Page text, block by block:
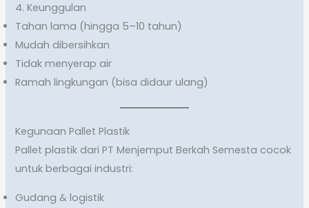
4. Keunggulan
Tahan lama (hingga 5–10 tahun)
Mudah dibersihkan
Tidak menyerap air
Ramah lingkungan (bisa didaur ulang)
Kegunaan Pallet Plastik
Pallet plastik dari PT Menjemput Berkah Semesta cocok
untuk berbagai industri:
Gudang & logistik